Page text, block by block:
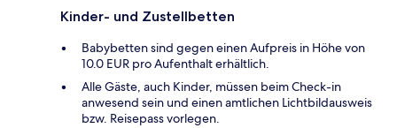
Kinder- und Zustellbetten
Babybetten sind gegen einen Aufpreis in Höhe von
10.0 EUR pro Aufenthalt erhältlich.
Alle Gäste, auch Kinder, müssen beim Check-in
anwesend sein und einen amtlichen Lichtbildausweis
bzw. Reisepass vorlegen.